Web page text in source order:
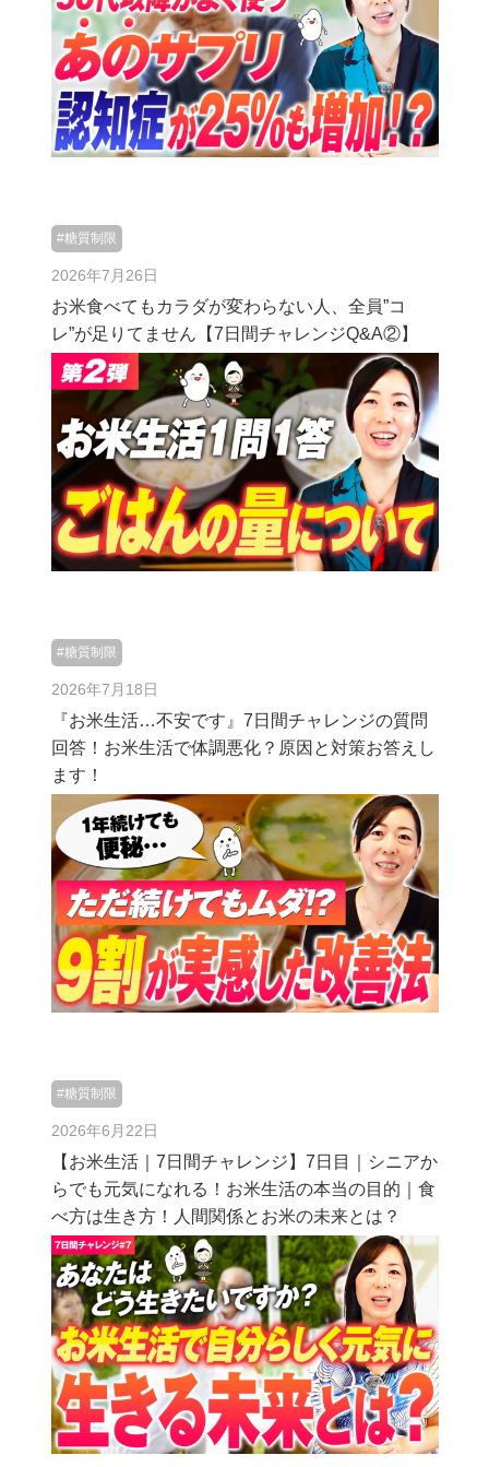
#糖質制限
2026年7月26日
お米食べてもカラダが変わらない人、全員”コ
レ”が足りてません【7日間チャレンジQ&A②】
#糖質制限
2026年7月18日
『お米生活…不安です』7日間チャレンジの質問
回答！お米生活で体調悪化？原因と対策お答えし
ます！
#糖質制限
2026年6月22日
【お米生活｜7日間チャレンジ】7日目｜シニアか
らでも元気になれる！お米生活の本当の目的｜食
べ方は生き方！人間関係とお米の未来とは？